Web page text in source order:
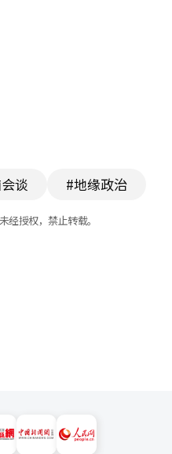
谈 #地缘政治
经授权，禁止转载。